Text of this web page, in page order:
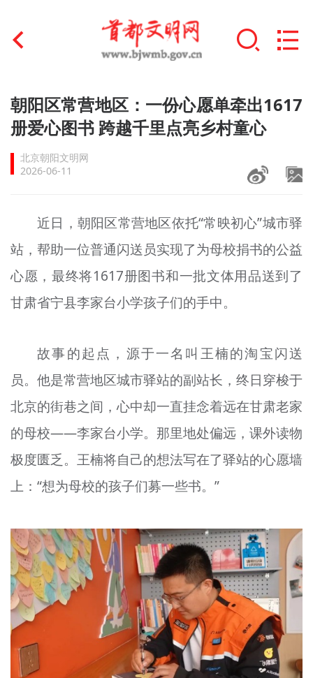
首页
文明创建
文明实践
未成年人思想道德建设
榜样人物
+
身边好人
北京宣传文化引导基金
宣传思想文化人才
专题
资料库
+
朝阳区常营地区：一份心愿单牵出1617
册爱心图书 跨越千里点亮乡村童心
北京朝阳文明网
2026-06-11
近日，朝阳区常营地区依托“常映初心”城市驿
站，帮助一位普通闪送员实现了为母校捐书的公益
心愿，最终将1617册图书和一批文体用品送到了
甘肃省宁县李家台小学孩子们的手中。
故事的起点，源于一名叫王楠的淘宝闪送
员。他是常营地区城市驿站的副站长，终日穿梭于
北京的街巷之间，心中却一直挂念着远在甘肃老家
的母校——李家台小学。那里地处偏远，课外读物
极度匮乏。王楠将自己的想法写在了驿站的心愿墙
上：“想为母校的孩子们募一些书。”